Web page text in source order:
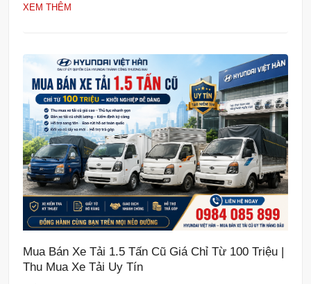
XEM THÊM
Mua Bán Xe Tải 1.5 Tấn Cũ Giá Chỉ Từ 100 Triệu |
Thu Mua Xe Tải Uy Tín